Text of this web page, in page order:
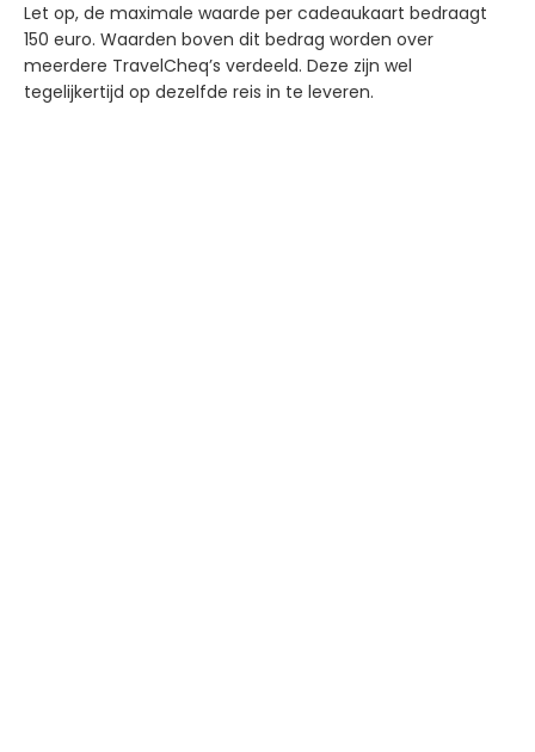
Let op, de maximale waarde per cadeaukaart bedraagt
150 euro. Waarden boven dit bedrag worden over
meerdere TravelCheq’s verdeeld. Deze zijn wel
tegelijkertijd op dezelfde reis in te leveren.